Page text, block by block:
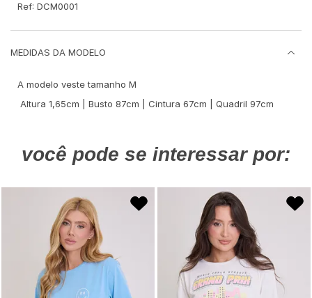
Ref: DCM0001
MEDIDAS DA MODELO
A modelo veste tamanho M
Altura 1,65cm | Busto 87cm | Cintura 67cm | Quadril 97cm
você pode se interessar por: